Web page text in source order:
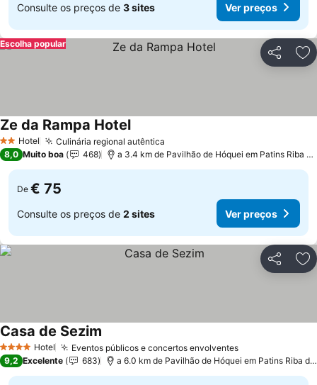
Consulte os preços de 3 sites Ver preços
Partilhar
Escolha popular
2 Estrelas
Hotel Culinária regional autêntica
Ze da Rampa Hotel
8,0 Muito boa 468 a 3.4 km de Pavilhão de Hóquei em Patins Riba de Ave Hóquei Clube
De € 75
Consulte os preços de 2 sites Ver preços
Partilhar
4 EstrelasHotel Eventos públicos e concertos envolventes
Casa de Sezim
9,2 Excelente 683 a 6.0 km de Pavilhão de Hóquei em Patins Riba de Ave Hóquei Clube